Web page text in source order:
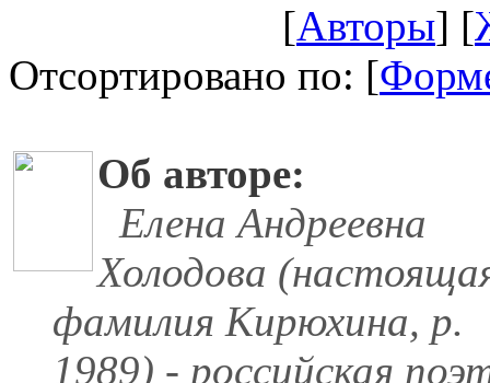
[Авторы] [
Отсортировано по: [
Об авторе:
Елена Андреевна
Холодова
фамилия Кирюхина, р.
1989) - российская